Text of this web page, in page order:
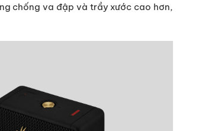
chống va đập và trầy xước cao hơn,